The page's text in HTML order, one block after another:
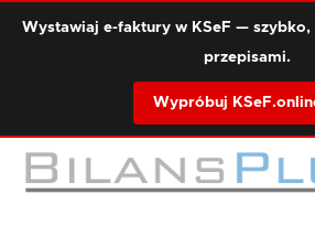
Wystawiaj e-faktury w KSeF —
przepisami.
Wypróbuj